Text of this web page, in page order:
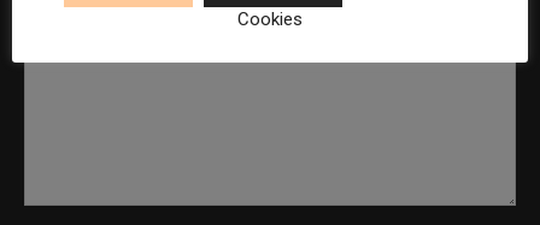
Cookies